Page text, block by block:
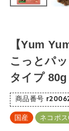
【Yum
こっとパ
タイプ 80g
商品番号
国産 ネコポ